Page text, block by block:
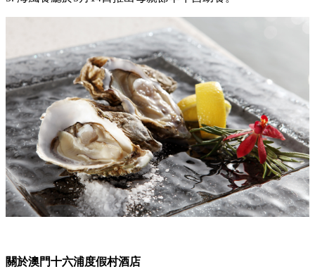
關於澳門十六浦度假村酒店